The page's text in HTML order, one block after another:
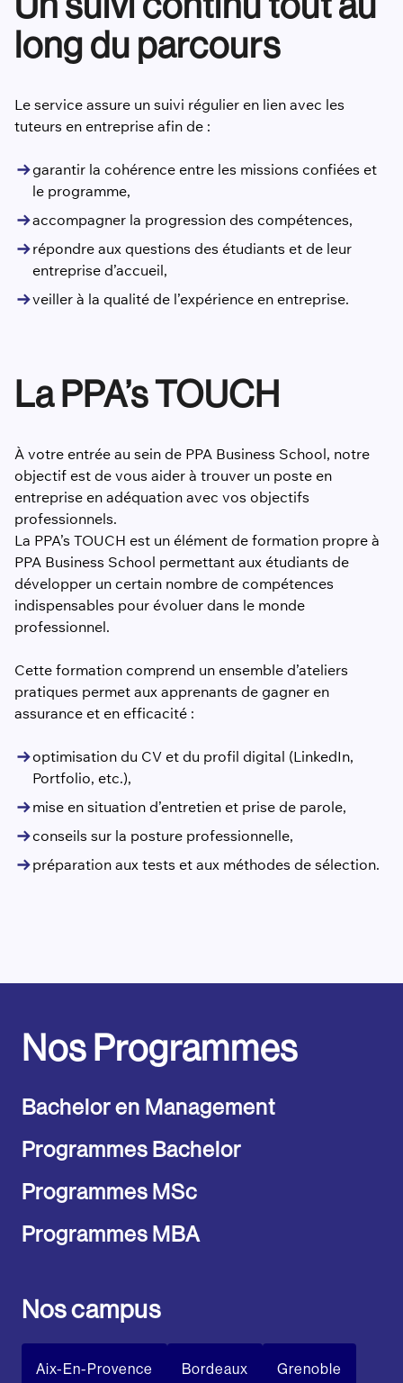
long du parcours
Le service assure un suivi régulier en lien avec les
tuteurs en entreprise afin de :
garantir la cohérence entre les missions confiées et
le programme,
accompagner la progression des compétences,
répondre aux questions des étudiants et de leur
entreprise d’accueil,
veiller à la qualité de l’expérience en entreprise.
La PPA’s TOUCH
À votre entrée au sein de PPA Business School, notre
objectif est de vous aider à trouver un poste en
entreprise en adéquation avec vos objectifs
professionnels.
La PPA’s TOUCH est un élément de formation propre à
PPA Business School permettant aux étudiants de
développer un certain nombre de compétences
indispensables pour évoluer dans le monde
professionnel.
Cette formation comprend un ensemble d’ateliers
pratiques permet aux apprenants de gagner en
assurance et en efficacité :
optimisation du CV et du profil digital (LinkedIn,
Portfolio, etc.),
mise en situation d’entretien et prise de parole,
conseils sur la posture professionnelle,
préparation aux tests et aux méthodes de sélection.
Nos Programmes
Bachelor en Management
Programmes Bachelor
Programmes MSc
Programmes MBA
Nos campus
Aix-En-Provence Bordeaux Grenoble